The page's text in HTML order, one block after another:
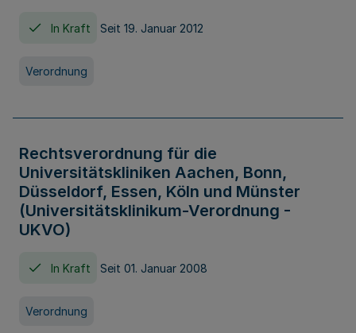
In Kraft Seit 19. Januar 2012
Verordnung
Rechtsverordnung für die
Universitätskliniken Aachen, Bonn,
Düsseldorf, Essen, Köln und Münster
(Universitätsklinikum-Verordnung -
UKVO)
In Kraft Seit 01. Januar 2008
Verordnung